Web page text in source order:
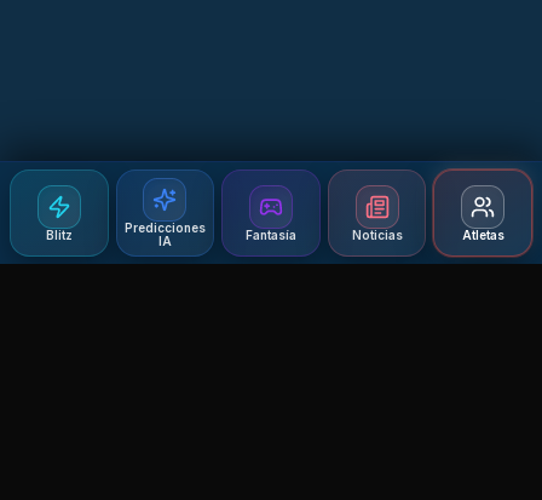
Blitz
Predicciones
IA
Fantasía Noticias Atletas